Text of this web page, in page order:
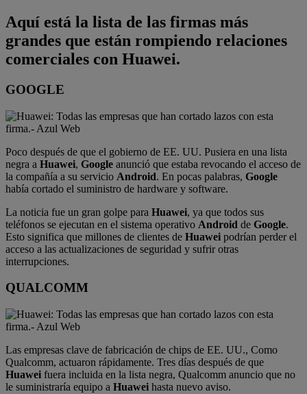
Aquí está la lista de las firmas más
grandes que están rompiendo relaciones
comerciales con Huawei.
GOOGLE
Poco después de que el gobierno de EE. UU. Pusiera en una lista
negra a Huawei, Google anunció que estaba revocando el acceso de
la compañía a su servicio Android. En pocas palabras, Google
había cortado el suministro de hardware y software.
La noticia fue un gran golpe para Huawei, ya que todos sus
teléfonos se ejecutan en el sistema operativo Android de Google.
Esto significa que millones de clientes de Huawei podrían perder el
acceso a las actualizaciones de seguridad y sufrir otras
interrupciones.
QUALCOMM
Las empresas clave de fabricación de chips de EE. UU., Como
Qualcomm, actuaron rápidamente. Tres días después de que
Huawei fuera incluida en la lista negra, Qualcomm anuncio que no
le suministraría equipo a Huawei hasta nuevo aviso.